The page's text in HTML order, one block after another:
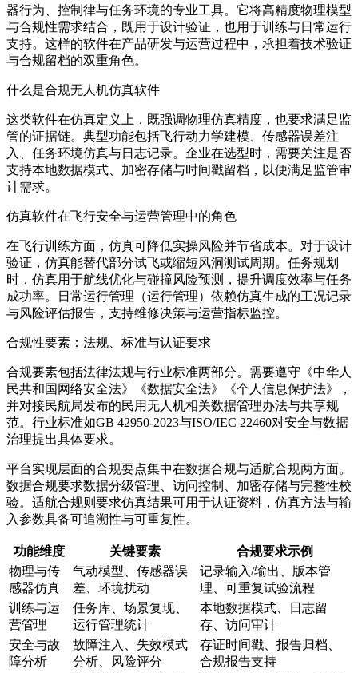
器行为、控制律与任务环境的专业工具。它将高精度物理模型
与合规性需求结合，既用于设计验证，也用于训练与日常运行
支持。这样的软件在产品研发与运营过程中，承担着技术验证
与合规留档的双重角色。
什么是合规无人机仿真软件
这类软件在仿真定义上，既强调物理仿真精度，也要求满足监
管的证据链。典型功能包括飞行动力学建模、传感器误差注
入、任务环境仿真与日志记录。企业在选型时，需要关注是否
支持本地数据模式、加密存储与时间戳留档，以便满足监管审
计需求。
仿真软件在飞行安全与运营管理中的角色
在飞行训练方面，仿真可降低实操风险并节省成本。对于设计
验证，仿真能替代部分试飞或缩短风洞测试周期。任务规划
时，仿真用于航线优化与碰撞风险预测，提升调度效率与任务
成功率。日常运行管理（运行管理）依赖仿真生成的工况记录
与风险评估报告，支持维修决策与运营指标监控。
合规性要素：法规、标准与认证要求
合规要素包括法律法规与行业标准两部分。需要遵守《中华人
民共和国网络安全法》《数据安全法》《个人信息保护法》，
并对接民航局发布的民用无人机相关数据管理办法与共享规
范。行业标准如GB 42950-2023与ISO/IEC 22460对安全与数据
治理提出具体要求。
平台实现层面的合规要点集中在数据合规与适航合规两方面。
数据合规要求数据分级管理、访问控制、加密存储与完整性校
验。适航合规则要求仿真结果可用于认证资料，仿真方法与输
入参数具备可追溯性与可重复性。
功能维度 关键要素
合规要求示例
物理与传
感器仿真
气动模型、传感器误
差、环境扰动
记录输入/输出、版本管
理、可重复试验流程
训练与运
营管理
任务库、场景复现、
运行管理统计
本地数据模式、日志留
存、访问审计
安全与故
障分析
故障注入、失效模式
分析、风险评分
存证时间戳、报告归档、
合规报告支持